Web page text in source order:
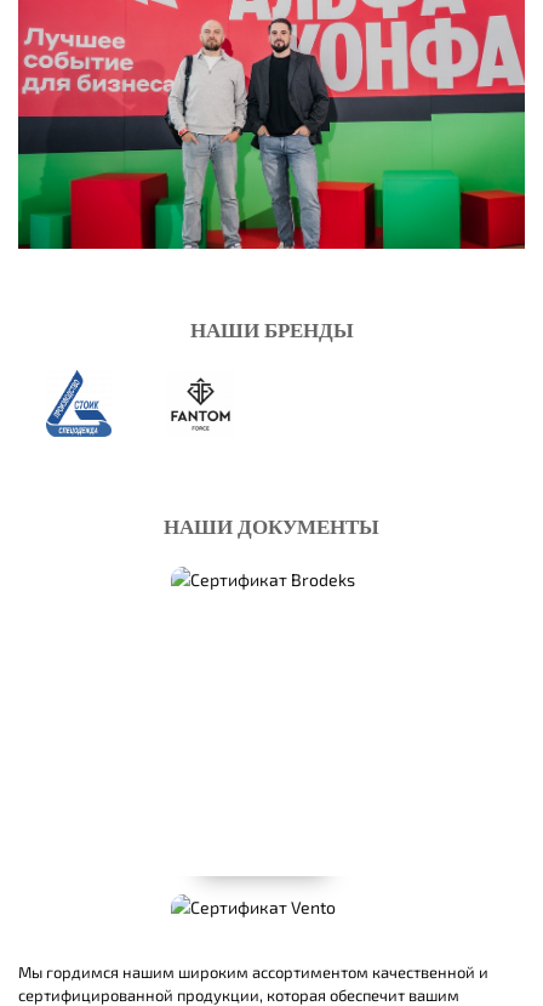
НАШИ БРЕНДЫ
НАШИ ДОКУМЕНТЫ
Мы гордимся нашим широким ассортиментом качественной и
сертифицированной продукции, которая обеспечит вашим